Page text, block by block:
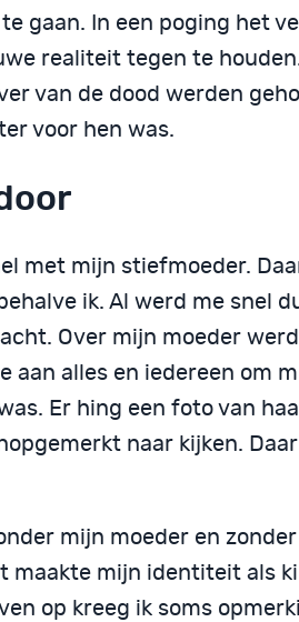
gaan. In een poging het
realiteit tegen te
van de dood werden
voor hen was.
met mijn stiefmoeder.
ik. Al werd me snel
Over mijn moeder
aan alles en iedereen om
Er hing een foto van
naar kijken.
mijn moeder en
maakte mijn identiteit als
op kreeg ik soms